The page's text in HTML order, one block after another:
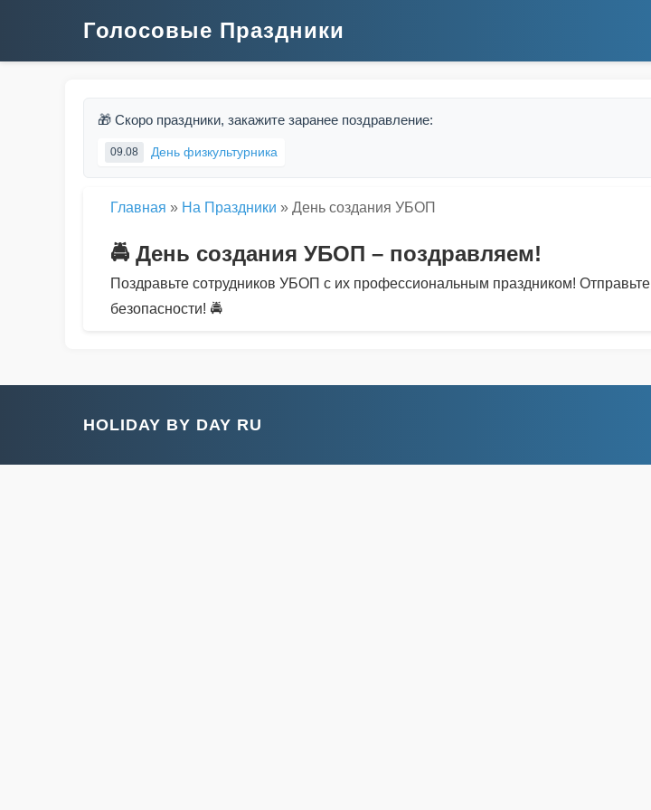
Голосовые Праздники
🎁 Скоро праздники, закажите заранее поздравление:
09.08 День физкультурника
Главная » На Праздники » День создания УБОП
🚔 День создания УБОП – поздравляем!
Поздравьте сотрудников УБОП с их профессиональным праздником! Отправьте
безопасности! 🚔
HOLIDAY BY DAY RU